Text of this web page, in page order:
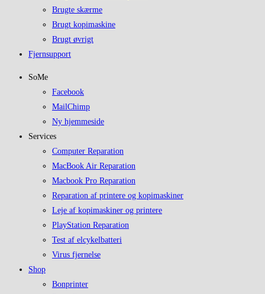
Brugte skærme
Brugt kopimaskine
Brugt øvrigt
Fjernsupport
SoMe
Facebook
MailChimp
Ny hjemmeside
Services
Computer Reparation
MacBook Air Reparation
Macbook Pro Reparation
Reparation af printere og kopimaskiner
Leje af kopimaskiner og printere
PlayStation Reparation
Test af elcykelbatteri
Virus fjernelse
Shop
Bonprinter